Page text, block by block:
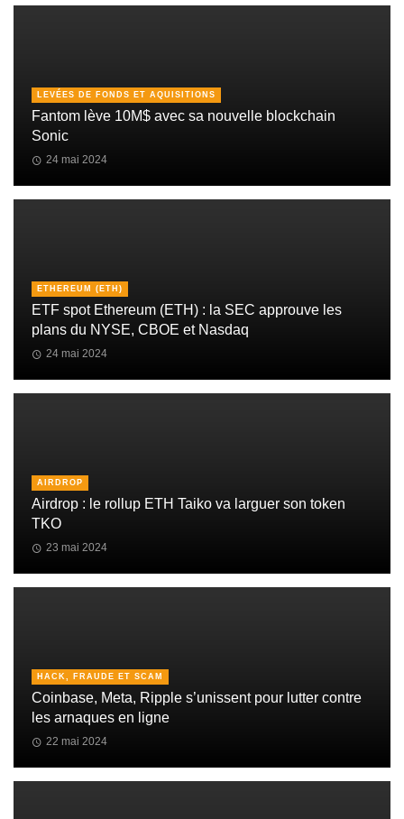
LEVÉES DE FONDS ET AQUISITIONS
Fantom lève 10M$ avec sa nouvelle blockchain
Sonic
24 mai 2024
ETHEREUM (ETH)
ETF spot Ethereum (ETH) : la SEC approuve les
plans du NYSE, CBOE et Nasdaq
24 mai 2024
AIRDROP
Airdrop : le rollup ETH Taiko va larguer son token
TKO
23 mai 2024
HACK, FRAUDE ET SCAM
Coinbase, Meta, Ripple s’unissent pour lutter contre
les arnaques en ligne
22 mai 2024